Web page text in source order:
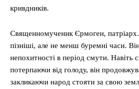
кривдників.
Священномученик Єрмоген,
пізніші, але не менш буремні часи.
непохитності в період смути. Навіть
потерпаючи від голоду, він
закликаючи народ стояти за свою